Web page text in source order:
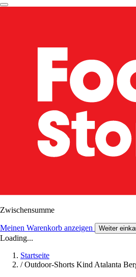
Zwischensumme
Meinen Warenkorb anzeigen Weiter
Loading...
Startseite
/ Outdoor-Shorts Kind Atalanta